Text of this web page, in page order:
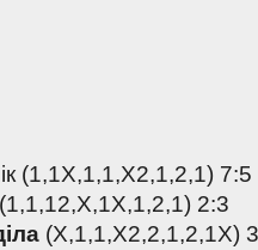
(1,1X,1,1,X2,1,2,1) 7:5
2:3
(X,1,1,X2,2,1,2,1X)